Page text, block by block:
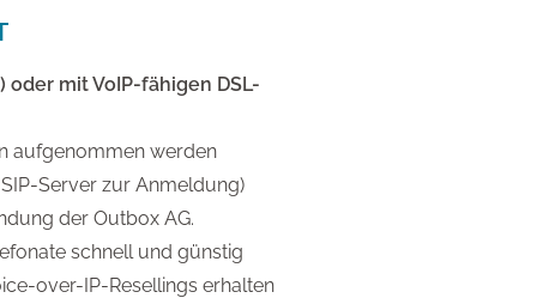
mit VoIP-fähigen DSL-
aufgenommen werden
Server zur Anmeldung)
der Outbox AG.
schnell und günstig
over-IP-Resellings erhalten